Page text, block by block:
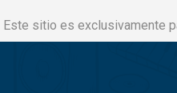
Este sitio es exclusivamente